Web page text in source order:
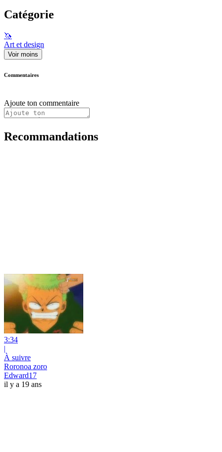
Catégorie
🦄
Art et design
Voir moins
Commentaires
Ajoute ton commentaire
Recommandations
3:34
|
À suivre
Roronoa zoro
Edward17
il y a 19 ans